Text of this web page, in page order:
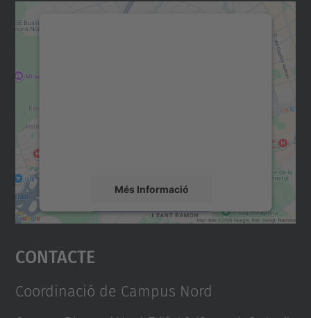
Més Informació
Accepta
powered by
Contacte
Coordinació de Campus Nord